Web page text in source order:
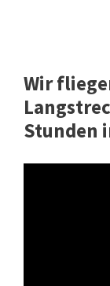
Wir
Stunden